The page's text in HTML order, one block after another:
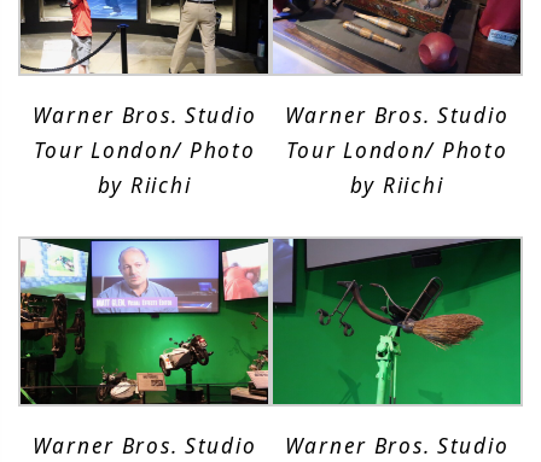
Warner Bros. Studio
Tour London/ Photo
by Riichi
Warner Bros. Studio
Tour London/ Photo
by Riichi
Warner Bros. Studio
Warner Bros. Studio